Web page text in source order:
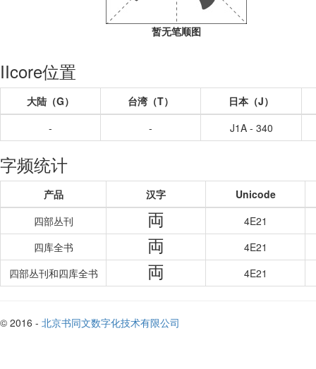
暂无笔顺图
IIcore位置
大陆（G） 台湾（T）
日本（J）
-
- J1A - 340
字频统计
产品 汉字
Unicode
四部丛刊
両
4E21
四库全书
両
4E21
四部丛刊和四库全书
両 4E21
© 2016 - 北京书同文数字化技术有限公司